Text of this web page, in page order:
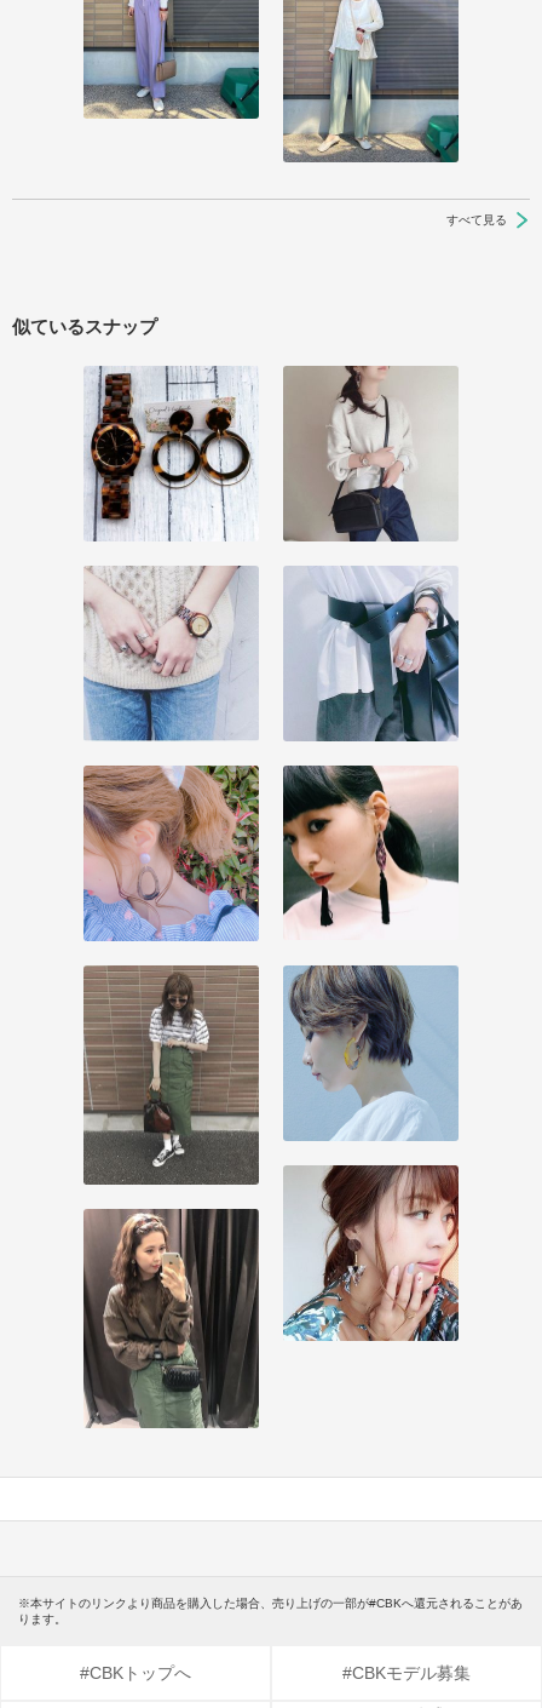
すべて見る
似ているスナップ
※本サイトのリンクより商品を購入した場合、売り上げの一部が#CBKへ還元されることがあ
ります。
#CBKトップへ #CBKモデル募集